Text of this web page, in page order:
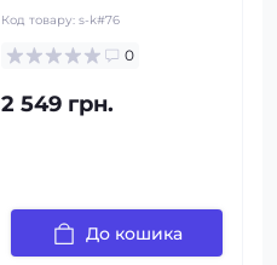
Код товару: s-k#76
0
2 549 грн.
До кошика